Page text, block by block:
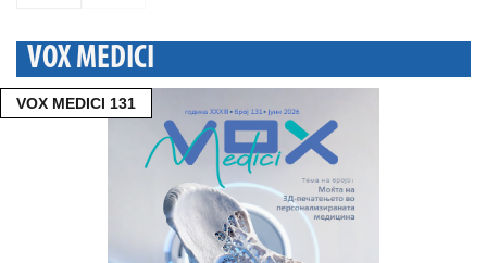
VOX MEDICI
VOX MEDICI 131